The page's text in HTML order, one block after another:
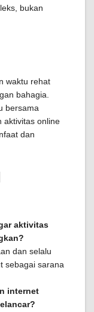
bukan
waktu rehat
bahagia.
bersama
aktivitas online
dan
aktivitas
dan selalu
sebagai sarana
internet